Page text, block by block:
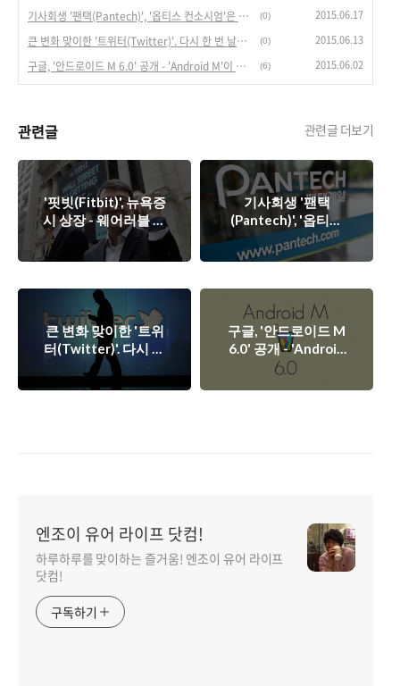
기사회생 '팬택(Pantech)', '옵티스 컨소시엄'은 팬택을 살릴까? (0) 2015.06.17
큰 변화 맞이한 '트위터(Twitter)'. 다시 한 번 날아 오를까? (0) 2015.06.13
구글, '안드로이드 M 6.0' 공개 - 'Android M'이 기대되는 이유 5가지. (6) 2015.06.02
관련글 관련글 더보기
'핏빗(Fitbit)', 뉴욕증
시 상장 - 웨어러블 전
성기를 알리는 신호
탄.
기사회생 '팬택
(Pantech)', '옵티스
컨소시엄'은 팬택을
살릴까?
큰 변화 맞이한 '트위
터(Twitter)'. 다시 한
번 날아 오를까?
구글, '안드로이드 M
6.0' 공개 - 'Android
M'이 기대되는 이유
엔조이 유어 라이프 닷컴!
하루하루를 맞이하는 즐거움! 엔조이 유어 라이프
닷컴!
구독하기